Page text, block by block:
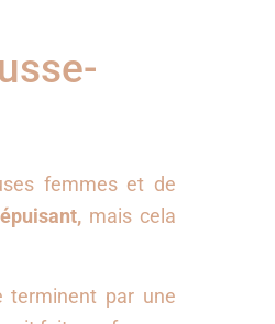
femmes et de
mais cela
par une